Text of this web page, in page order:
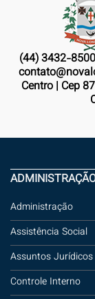
(44) 3432-
Centro | Cep
Administração
Assistência Social
Assuntos Jurídicos
Controle Interno